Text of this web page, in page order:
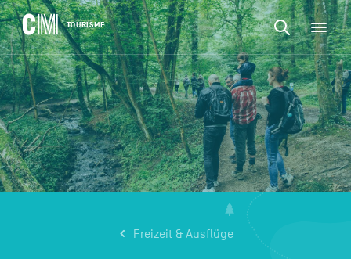
CONTENU
CM
Tourisme
DE
TOURISME
Navigation
principale
Suchen
nach
einer
Aktivität,
einer
Unterkunft…
Suchen
nach
einer
Aktivität,
einer
Unterkunft…
BESTÄTIGEN
Freizeit & Ausflüge